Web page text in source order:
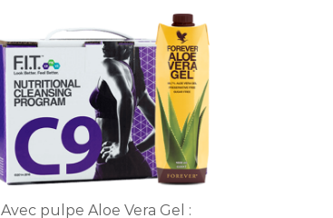
Avec pulpe Aloe Vera Gel :